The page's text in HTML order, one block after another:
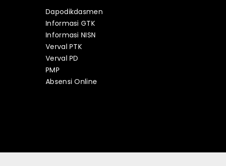
Dapodikdasmen
Informasi GTK
Informasi NISN
Verval PTK
Verval PD
PMP
Absensi Online